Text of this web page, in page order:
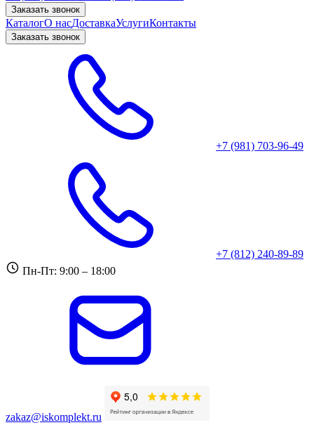
Заказать звонок
КаталогО насДоставкаУслугиКонтакты
Заказать звонок
+7 (981) 703-96-49
+7 (812) 240-89-89
Пн-Пт: 9:00 – 18:00
zakaz@iskomplekt.ru